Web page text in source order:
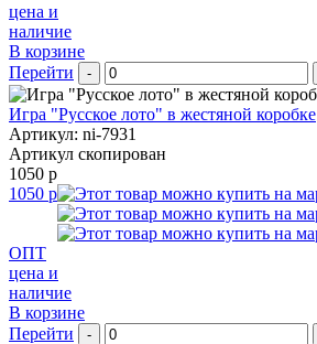
цена и
наличие
В корзине
Перейти
-
Игра "Русское лото" в жестяной коробке
Артикул: ni-7931
Артикул скопирован
1050 р
1050 р
ОПТ
цена и
наличие
В корзине
Перейти
-